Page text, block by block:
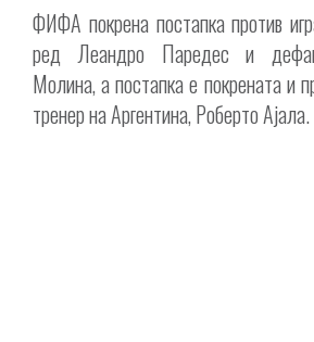
ФИФА покрена постапка против
ред Леандро Паредес и
Молина, а постапка е покрената и
тренер на Аргентина, Роберто Ајала.